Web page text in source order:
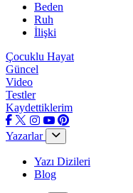
Beden
Ruh
İlişki
Çocuklu Hayat
Güncel
Video
Testler
Kaydettiklerim
Yazarlar
Yazı Dizileri
Blog